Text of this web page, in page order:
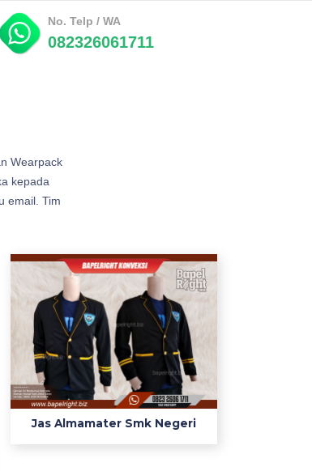
No. Telp / WA
082326061711
Wearpack
kepada
email. Tim
Jas Almamater Smk Negeri